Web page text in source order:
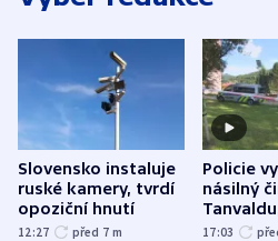
Slovensko instaluje
ruské kamery, tvrdí
opoziční hnutí
12:27 před 7 m
Policie
násilný
zranění
17:03